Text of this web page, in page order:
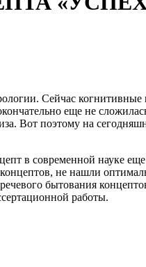
Сейчас
еще не
Вот поэтому на
в современной науке
не нашли
бытования
работы.